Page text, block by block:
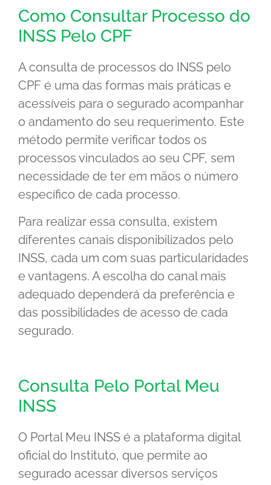
Como Consultar Processo do
INSS Pelo CPF
A consulta de processos do INSS pelo
CPF é uma das formas mais práticas e
acessíveis para o segurado acompanhar
o andamento do seu requerimento. Este
método permite verificar todos os
processos vinculados ao seu CPF, sem
necessidade de ter em mãos o número
específico de cada processo.
Para realizar essa consulta, existem
diferentes canais disponibilizados pelo
INSS, cada um com suas particularidades
e vantagens. A escolha do canal mais
adequado dependerá da preferência e
das possibilidades de acesso de cada
segurado.
Consulta Pelo Portal Meu
INSS
O Portal Meu INSS é a plataforma digital
oficial do Instituto, que permite ao
segurado acessar diversos serviços